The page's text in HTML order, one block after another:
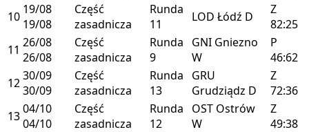
10 19/08
19/08
Część
zasadnicza
Runda
11
LOD Łódź D
Z
82:25
11 26/08
26/08
Część
zasadnicza
Runda
9
GNI Gniezno
W
P
46:62
1230/09
30/09
Część
zasadnicza
Runda
13
GRU
Grudziądz D
Z
72:36
1304/10
04/10
Część
zasadnicza
Runda
12
OST Ostrów
W
Z
49:38